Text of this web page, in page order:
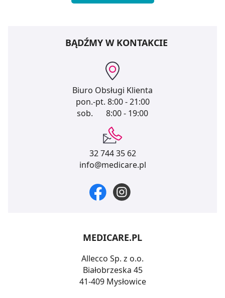
BĄDŹMY W KONTAKCIE
Biuro Obsługi Klienta
pon.-pt. 8:00 - 21:00
sob.
8:00 - 19:00
32 744 35 62
info@medicare.pl
MEDICARE.PL
Allecco Sp. z o.o.
Białobrzeska 45
41-409 Mysłowice